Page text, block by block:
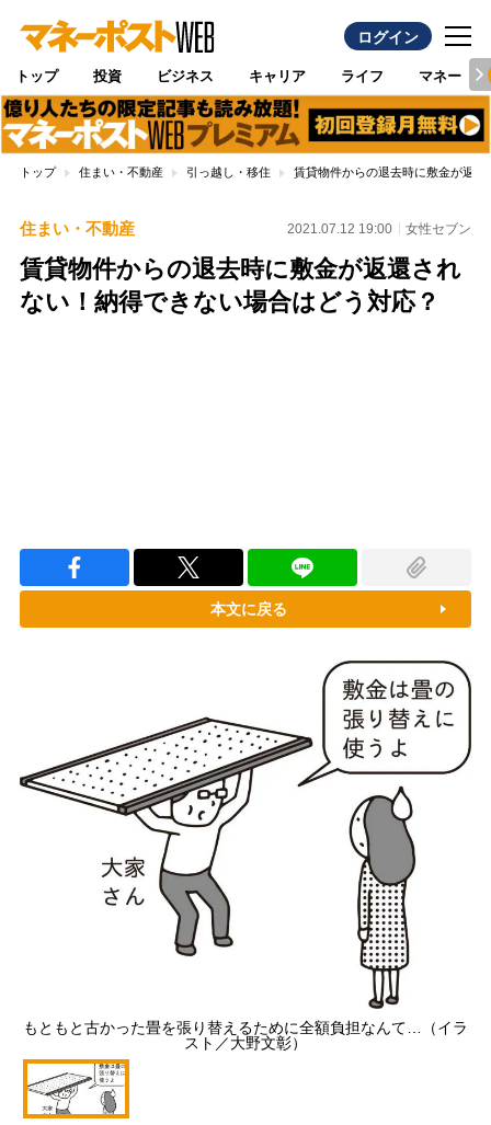
ログイン
トップ 投資 ビジネス キャリア ライフ マネー
トップ 住まい・不動産 引っ越し・移住 賃貸物件からの退去時に敷金が返
住まい・不動産 2021.07.12 19:00 女性セブン
賃貸物件からの退去時に敷金が返還され
ない！納得できない場合はどう対応？
本文に戻る
もともと古かった畳を張り替えるために全額負担なんて…（イラ
スト／大野文彰）